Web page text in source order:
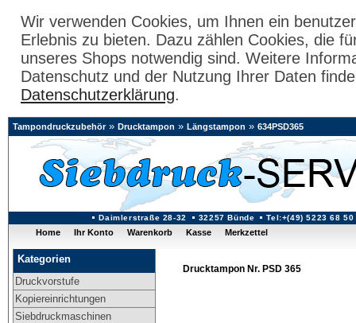
Wir verwenden Cookies, um Ihnen ein
Erlebnis zu bieten. Dazu zählen Cookies, die
unseres Shops notwendig sind. Weitere
Datenschutz und der Nutzung Ihrer Daten
Datenschutzerklärung.
Daimlerstraße 28-32 32257 Bünde Tel:+(49) 5223 68 50
Tampondruckzubehör» Drucktampon » Längstampon » 634PSD365
Home Ihr Konto Warenkorb Kasse Merkzettel
Kategorien
Druckvorstufe
Kopiereinrichtungen
Siebdruckmaschinen
Drucktampon Nr. PSD 365